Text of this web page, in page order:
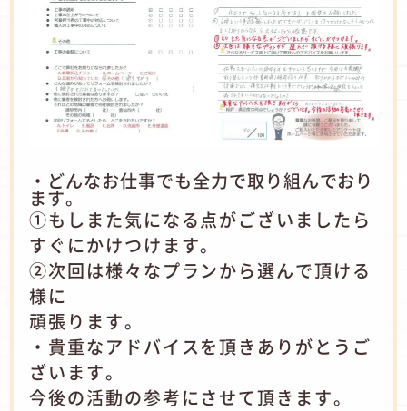
・どんなお仕事でも全力で取り組んでおり
ます。
①もしまた気になる点がございましたら
すぐにかけつけます。
②次回は様々なプランから選んで頂ける
様に
頑張ります。
・貴重なアドバイスを頂きありがとうご
ざいます。
今後の活動の参考にさせて頂きます。